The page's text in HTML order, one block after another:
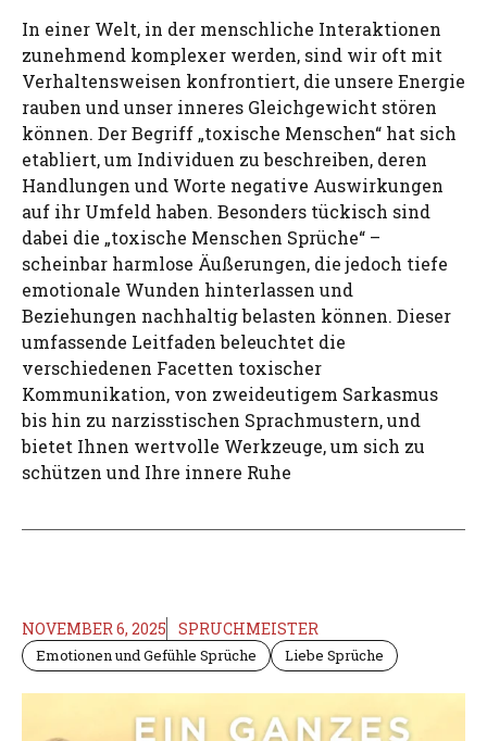
In einer Welt, in der menschliche Interaktionen
zunehmend komplexer werden, sind wir oft mit
Verhaltensweisen konfrontiert, die unsere Energie
rauben und unser inneres Gleichgewicht stören
können. Der Begriff „toxische Menschen“ hat sich
etabliert, um Individuen zu beschreiben, deren
Handlungen und Worte negative Auswirkungen
auf ihr Umfeld haben. Besonders tückisch sind
dabei die „toxische Menschen Sprüche“ –
scheinbar harmlose Äußerungen, die jedoch tiefe
emotionale Wunden hinterlassen und
Beziehungen nachhaltig belasten können. Dieser
umfassende Leitfaden beleuchtet die
verschiedenen Facetten toxischer
Kommunikation, von zweideutigem Sarkasmus
bis hin zu narzisstischen Sprachmustern, und
bietet Ihnen wertvolle Werkzeuge, um sich zu
schützen und Ihre innere Ruhe
NOVEMBER 6, 2025 SPRUCHMEISTER
Emotionen und Gefühle Sprüche Liebe Sprüche